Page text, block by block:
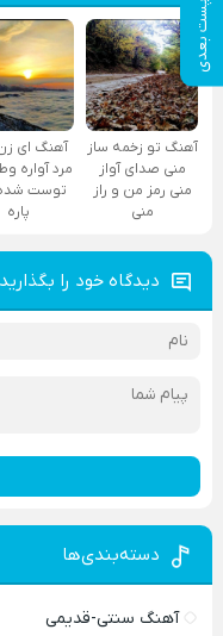
پست بعدی
آهنگ تو زخمه ساز
منی صدای آواز
منی رمز من و راز
منی
آهنگ ای
مرد آواره
توست
پاره
دیدگاه خود را بگذارید
دسته‌بندی‌ها
آهنگ سنتی-قدیمی